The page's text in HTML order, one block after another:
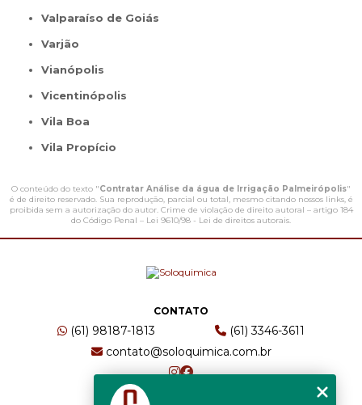
Valparaíso de Goiás
Varjão
Vianópolis
Vicentinópolis
Vila Boa
Vila Propício
O conteúdo do texto "Contratar Análise da água de Irrigação Palmeirópolis"
é de direito reservado. Sua reprodução, parcial ou total, mesmo citando nossos links, é
proibida sem a autorização do autor. Crime de violação de direito autoral – artigo 184
do Código Penal – Lei 9610/98 - Lei de direitos autorais.
CONTATO
(61) 98187-1813
(61) 3346-3611
contato@soloquimica.com.br